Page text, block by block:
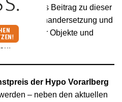
sich als Beitrag zu dieser
Auseinandersetzung und
pflanzlicher Objekte und
der Hypo Vorarlberg
– neben den aktuellen